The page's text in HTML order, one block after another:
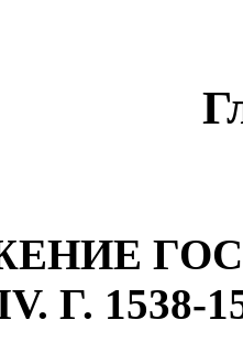
Г. 1538-